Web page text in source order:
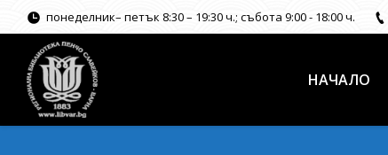
понеделник– петък 8:30 – 19:30 ч.; събота 9:00 - 18:00 ч.
НАЧАЛО